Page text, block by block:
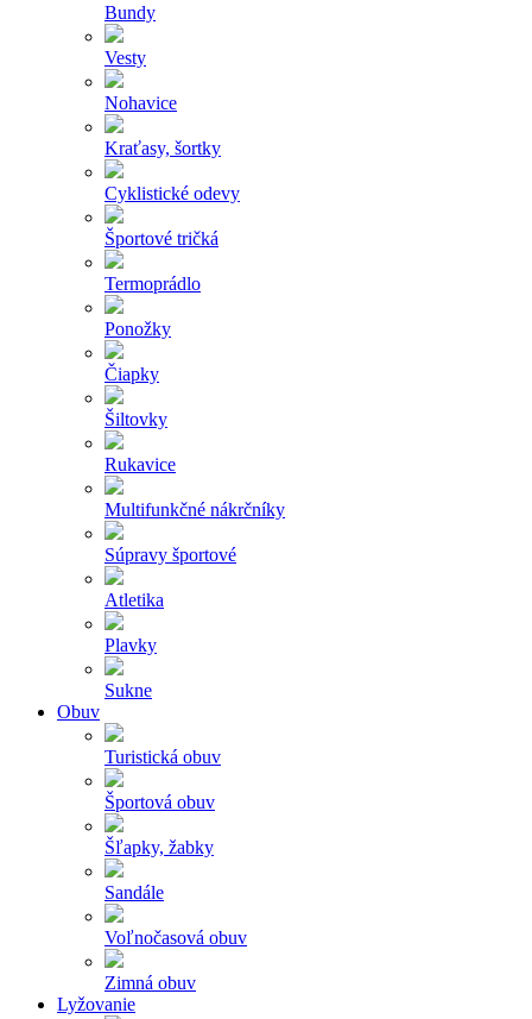
Bundy
Vesty
Nohavice
Kraťasy, šortky
Cyklistické odevy
Športové tričká
Termoprádlo
Ponožky
Čiapky
Šiltovky
Rukavice
Multifunkčné nákrčníky
Súpravy športové
Atletika
Plavky
Sukne
Obuv
Turistická obuv
Športová obuv
Šľapky, žabky
Sandále
Voľnočasová obuv
Zimná obuv
Lyžovanie